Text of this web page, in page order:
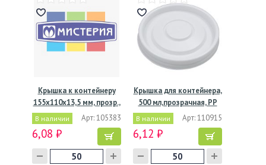
Крышка к контейнеру
155х110х13,5 мм, прозр.,
В наличии Арт: 105383
6,08 ₽
Крышка для контейнера,
500 мл,прозрачная, РР
В наличии Арт: 110915
6,12 ₽